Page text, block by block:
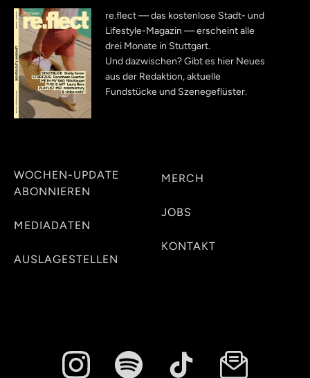
re.flect — das kostenlose Stadt- und
Lifestyle-Magazin — erscheint alle
drei Monate in Stuttgart.
Und dazwischen? Gibt es hier Neues
aus der Redaktion, aktuelle
Fundstücke und Szenegeflüster.
WOCHEN-UPDATE
ABONNIEREN
MEDIADATEN
AUSLAGESTELLEN
MERCH
JOBS
KONTAKT